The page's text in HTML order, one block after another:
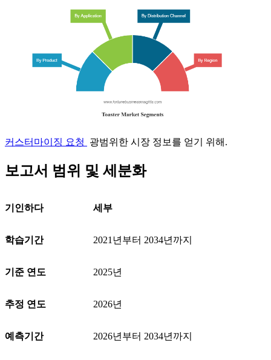
커스터마이징 요청 광범위한 시장 정보를 얻기 위해.
보고서 범위 및 세분화
기인하다 세부
학습기간 2021년부터 2034년까지
기준 연도 2025년
추정 연도 2026년
예측기간 2026년부터 2034년까지